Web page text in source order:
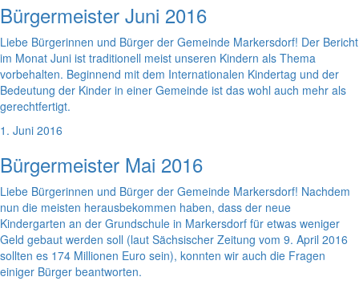
Bürgermeister Juni 2016
Liebe Bürgerinnen und Bürger der Gemeinde Markersdorf! Der Bericht
im Monat Juni ist traditionell meist unseren Kindern als Thema
vorbehalten. Beginnend mit dem Internationalen Kindertag und der
Bedeutung der Kinder in einer Gemeinde ist das wohl auch mehr als
gerechtfertigt.
1. Juni 2016
Bürgermeister Mai 2016
Liebe Bürgerinnen und Bürger der Gemeinde Markersdorf! Nachdem
nun die meisten herausbekommen haben, dass der neue
Kindergarten an der Grundschule in Markersdorf für etwas weniger
Geld gebaut werden soll (laut Sächsischer Zeitung vom 9. April 2016
sollten es 174 Millionen Euro sein), konnten wir auch die Fragen
einiger Bürger beantworten.